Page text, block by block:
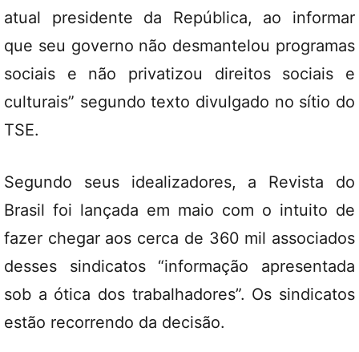
atual presidente da República, ao informar
que seu governo não desmantelou programas
sociais e não privatizou direitos sociais e
culturais” segundo texto divulgado no sítio do
TSE.
Segundo seus idealizadores, a Revista do
Brasil foi lançada em maio com o intuito de
fazer chegar aos cerca de 360 mil associados
desses sindicatos “informação apresentada
sob a ótica dos trabalhadores”. Os sindicatos
estão recorrendo da decisão.